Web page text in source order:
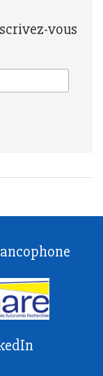
vous